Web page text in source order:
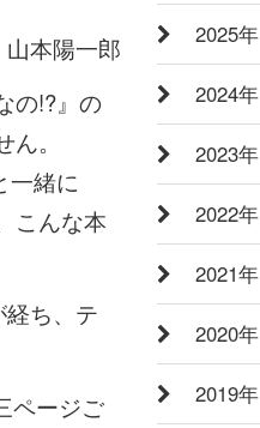
本陽一郎
の!?』の
。
一緒に
こんな本
ち、テ
ページご
2025年
2024年
2023年
2022年
2021年
2020年
2019年